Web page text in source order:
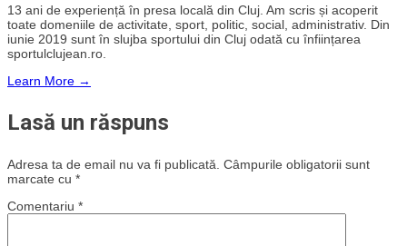
13 ani de experiență în presa locală din Cluj. Am scris și acoperit
toate domeniile de activitate, sport, politic, social, administrativ. Din
iunie 2019 sunt în slujba sportului din Cluj odată cu înființarea
sportulclujean.ro.
Learn More →
Lasă un răspuns
Adresa ta de email nu va fi publicată. Câmpurile obligatorii sunt
marcate cu *
Comentariu *